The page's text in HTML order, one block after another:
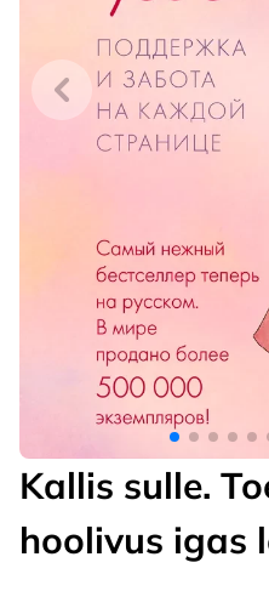
Kallis sulle.
hoolivus igas